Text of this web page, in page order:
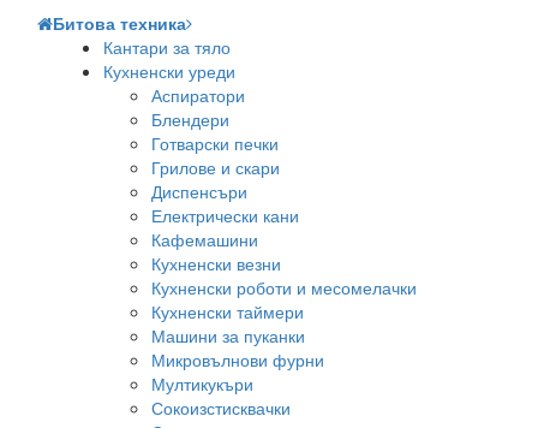
Битова техника
Кантари за тяло
Кухненски уреди
Аспиратори
Блендери
Готварски печки
Грилове и скари
Диспенсъри
Електрически кани
Кафемашини
Кухненски везни
Кухненски роботи и месомелачки
Кухненски таймери
Машини за пуканки
Микровълнови фурни
Мултикукъри
Сокоизстисквачки